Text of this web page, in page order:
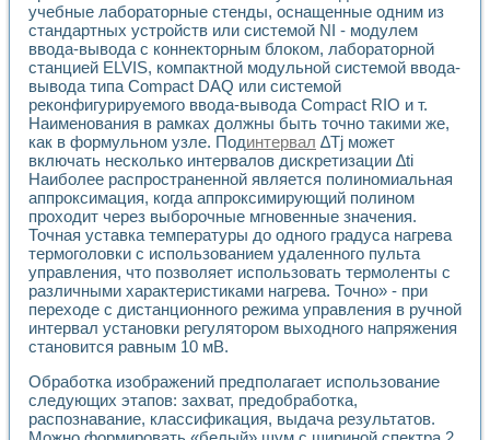
Управление температурой газовой среды специальной
Разработка программного обеспечения с
Использование технологий NATIONAL INSTRUMENTS
Оборудование для промышленной термотрансферной
Автоматизация реометрических исследований на базе
Применение измерителя иммитанса для исследова¬ния
Исследование электромагнитных переходных процессов
Стенд для исследования электрических переходных
Автоматизация контроля сварных швов на базе
Измерительный контроль с применением
Моделирование надежности и эффективности систем
Лабораторные практикумы и учебные стенды
Автоматизация лабораторного стенда по измерению
Автоматизированные лабораторные комплексы для
Виртуальный прибор для исследования нелинейных
Использование виртуальных приборов в процесе
Использование программ ELECTRONICS WORKBENCH-
Лабораторный практикум по ИНС на основе LabVIEW
Лабораторный практикум по основам теории коммутации
Опыт использования NI LabVIEW для создания
учебные лабораторные стенды, оснащенные одним из
стандартных устройств или системой NI - модулем
ввода-вывода с коннекторным блоком, лабораторной
станцией ELVIS, компактной модульной системой ввода-
вывода типа Compact DAQ или системой
реконфигурируемого ввода-вывода Compact RIO и т.
Наименования в рамках должны быть точно такими же,
как в формульном узле. Подинтервал ∆Tj может
включать несколько интервалов дискретизации ∆ti
Наиболее распространенной является полиномиальная
аппроксимация, когда аппроксимирующий полином
проходит через выборочные мгновенные значения.
Точная уставка температуры до одного градуса нагрева
термоголовки с использованием удаленного пульта
управления, что позволяет использовать термоленты с
различными характеристиками нагрева. Точно» - при
переходе с дистанционного режима управления в ручной
интервал установки регулятором выходного напряжения
становится равным 10 мВ.
Обработка изображений предполагает использование
следующих этапов: захват, предобработка,
распознавание, классификация, выдача результатов.